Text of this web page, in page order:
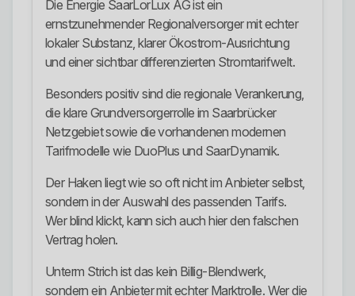
Die Energie SaarLorLux AG ist ein
ernstzunehmender Regionalversorger mit echter
lokaler Substanz, klarer Ökostrom-Ausrichtung
und einer sichtbar differenzierten Stromtarifwelt.
Besonders positiv sind die regionale Verankerung,
die klare Grundversorgerrolle im Saarbrücker
Netzgebiet sowie die vorhandenen modernen
Tarifmodelle wie DuoPlus und SaarDynamik.
Der Haken liegt wie so oft nicht im Anbieter selbst,
sondern in der Auswahl des passenden Tarifs.
Wer blind klickt, kann sich auch hier den falschen
Vertrag holen.
Unterm Strich ist das kein Billig-Blendwerk,
sondern ein Anbieter mit echter Marktrolle. Wer die